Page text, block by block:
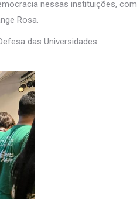
nessas instituições, com
Rosa.
das Universidades